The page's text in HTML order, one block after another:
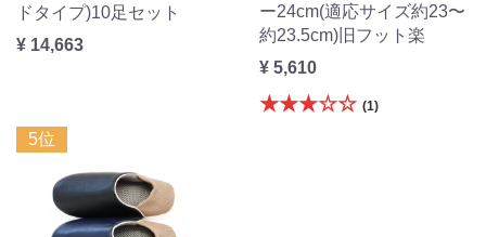
ドタイプ)10足セット
¥ 14,663
ー24cm(適応サイズ約23〜
約23.5cm)旧フット楽
¥ 5,610
★★★☆☆ (1)
5位